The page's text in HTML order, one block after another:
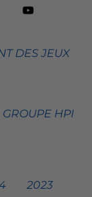
DES JEUX
GROUPE HPI
2023